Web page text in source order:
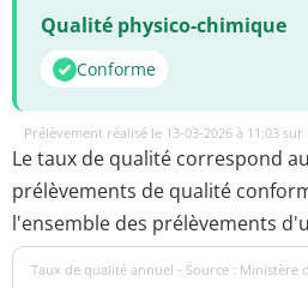
Qualité physico-chimique
Conforme
Prélèvement réalisé le 13-03-2026 à 11:03 sur
Le taux de qualité correspond
prélèvements de qualité
l'ensemble des prélèvements
Taux de qualité annuel - Source : Ministère